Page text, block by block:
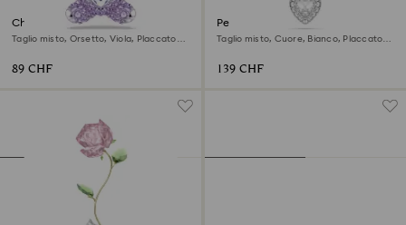
Charm Idyllia
Taglio misto, Orsetto, Viola, Placcato
89 CHF
Pendente Ariana Grande x
Swarovski
Taglio misto, Cuore, Bianco, Placcato
139 CHF